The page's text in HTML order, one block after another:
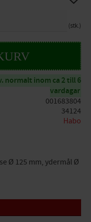
stk.
normalt inom ca 2 till 6
vardagar
001683804
34124
Habo
Ø 125 mm, ydermål Ø
= 125mm